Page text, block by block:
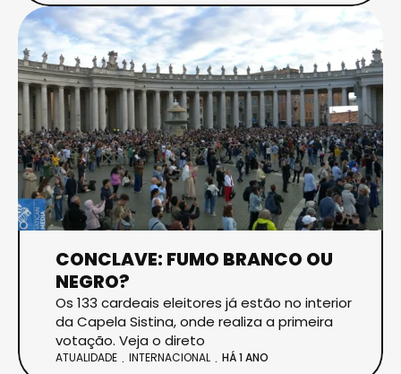
CONCLAVE: FUMO BRANCO OU
NEGRO?
Os 133 cardeais eleitores já estão no interior
da Capela Sistina, onde realiza a primeira
votação. Veja o direto
ATUALIDADE INTERNACIONAL HÁ 1 ANO